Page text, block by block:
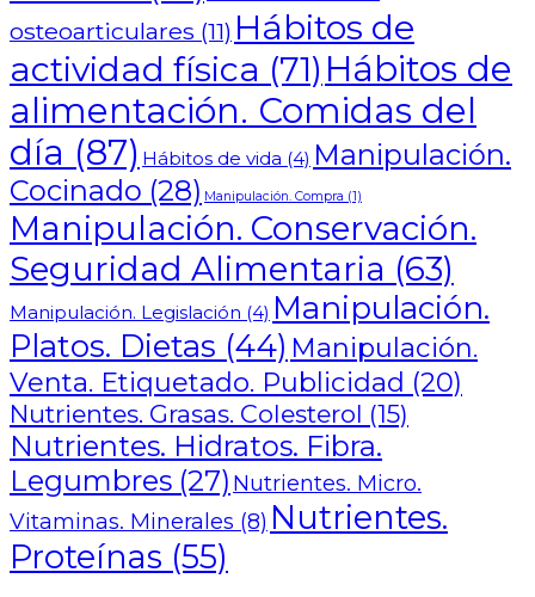
osteoarticulares (11) Hábitos de
actividad física (71) Hábitos de
alimentación. Comidas del
día (87) Hábitos de vida (4) Manipulación.
Cocinado (28) Manipulación. Compra (1)
Manipulación. Conservación.
Seguridad Alimentaria (63)
Manipulación. Legislación (4) Manipulación.
Platos. Dietas (44) Manipulación.
Venta. Etiquetado. Publicidad (20)
Nutrientes. Grasas. Colesterol (15)
Nutrientes. Hidratos. Fibra.
Legumbres (27) Nutrientes. Micro.
Vitaminas. Minerales (8) Nutrientes.
Proteínas (55)